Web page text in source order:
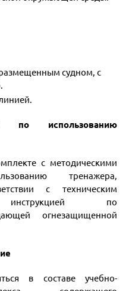
судном, с
по использованию
с методическими
тренажера,
с техническим
по
огнезащищенной
в составе учебно-